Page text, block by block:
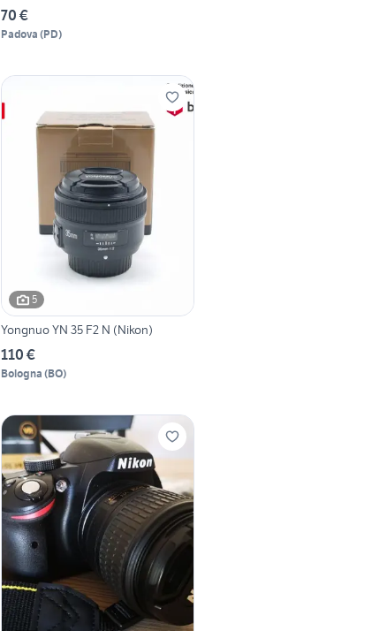
70 €
Padova (PD)
5
Yongnuo YN 35 F2 N (Nikon)
110 €
Bologna (BO)